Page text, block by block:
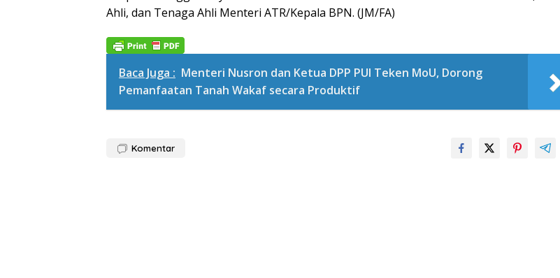
Ahli, dan Tenaga Ahli Menteri ATR/Kepala BPN. (JM/FA)
Baca Juga : Menteri Nusron dan Ketua DPP PUI Teken MoU, Dorong
Pemanfaatan Tanah Wakaf secara Produktif
Komentar